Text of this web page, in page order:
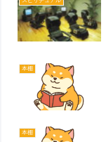
本棚
本棚